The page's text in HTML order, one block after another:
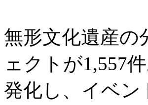
無形文化遺産の
ェクトが1,557
発化し、イベン